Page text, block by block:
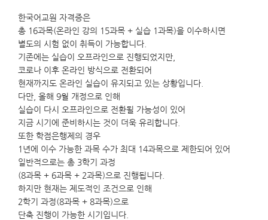
한국어교원 자격증은
총 16과목(온라인 강의 15과목 + 실습 1과목)을 이수하시면
별도의 시험 없이 취득이 가능합니다.
기존에는 실습이 오프라인으로 진행되었지만,
코로나 이후 온라인 방식으로 전환되어
현재까지도 온라인 실습이 유지되고 있는 상황입니다.
다만, 올해 9월 개정으로 인해
실습이 다시 오프라인으로 전환될 가능성이 있어
지금 시기에 준비하시는 것이 더욱 유리합니다.
또한 학점은행제의 경우
1년에 이수 가능한 과목 수가 최대 14과목으로 제한되어 있어
일반적으로는 총 3학기 과정
(8과목 + 6과목 + 2과목)으로 진행됩니다.
하지만 현재는 제도적인 조건으로 인해
2학기 과정(8과목 + 8과목)으로
단축 진행이 가능한 시기입니다.